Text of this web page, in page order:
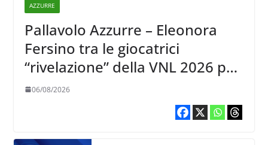
AZZURRE
Pallavolo Azzurre – Eleonora
Fersino tra le giocatrici
“rivelazione” della VNL 2026 per
Volleyball World
06/08/2026